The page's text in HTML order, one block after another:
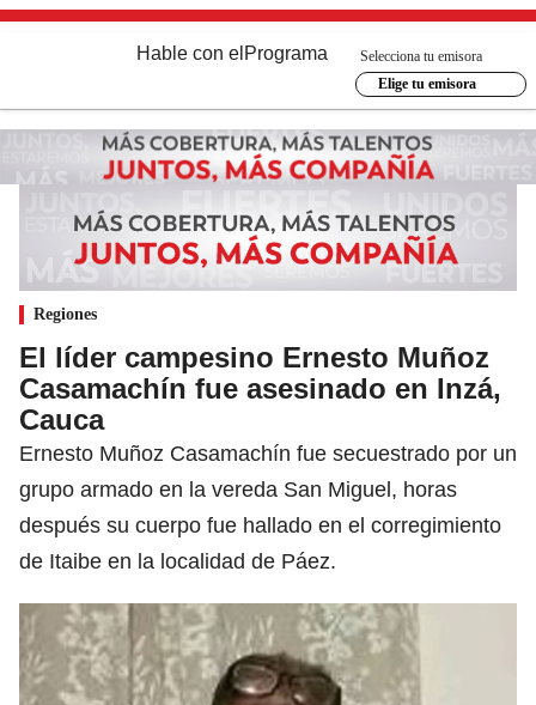
Hable con el Programa
Selecciona tu emisora
Elige tu emisora
Regiones
El líder campesino Ernesto Muñoz
Casamachín fue asesinado en Inzá,
Cauca
Ernesto Muñoz Casamachín fue secuestrado por un
grupo armado en la vereda San Miguel, horas
después su cuerpo fue hallado en el corregimiento
de Itaibe en la localidad de Páez.